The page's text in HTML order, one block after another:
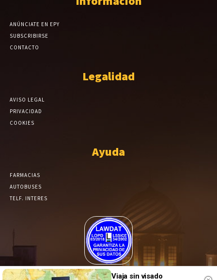
ANÚNCIATE EN EPY
SUBSCRIBIRSE
CONTACTO
Legalidad
AVISO LEGAL
PRIVACIDAD
COOKIES
Ayuda
FARMACIAS
AUTOBUSES
TELF. INTERES
El Periódico de Yecla alcanza un grado más de compromiso en el
Viaja sin visado